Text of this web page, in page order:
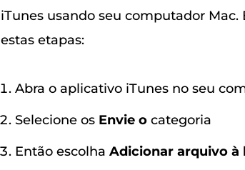
iTunes usando seu computador
estas etapas:
Abra o aplicativo iTunes no seu
Selecione os Envie o categoria
Então escolha Adicionar arquivo à